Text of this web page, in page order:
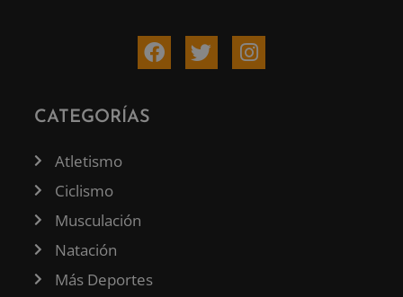
CATEGORÍAS
Atletismo
Ciclismo
Musculación
Natación
Más Deportes